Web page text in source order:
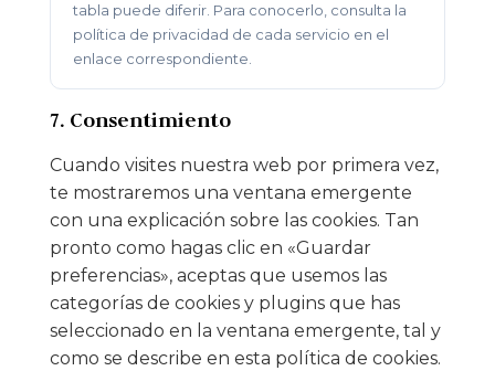
tabla puede diferir. Para conocerlo, consulta la
política de privacidad de cada servicio en el
enlace correspondiente.
7. Consentimiento
Cuando visites nuestra web por primera vez,
te mostraremos una ventana emergente
con una explicación sobre las cookies. Tan
pronto como hagas clic en «Guardar
preferencias», aceptas que usemos las
categorías de cookies y plugins que has
seleccionado en la ventana emergente, tal y
como se describe en esta política de cookies.